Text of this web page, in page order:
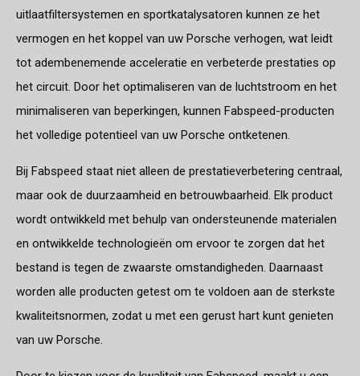
uitlaatfiltersystemen en sportkatalysatoren kunnen ze het
vermogen en het koppel van uw Porsche verhogen, wat leidt
tot adembenemende acceleratie en verbeterde prestaties op
het circuit. Door het optimaliseren van de luchtstroom en het
minimaliseren van beperkingen, kunnen Fabspeed-producten
het volledige potentieel van uw Porsche ontketenen.
Bij Fabspeed staat niet alleen de prestatieverbetering centraal,
maar ook de duurzaamheid en betrouwbaarheid. Elk product
wordt ontwikkeld met behulp van ondersteunende materialen
en ontwikkelde technologieën om ervoor te zorgen dat het
bestand is tegen de zwaarste omstandigheden. Daarnaast
worden alle producten getest om te voldoen aan de sterkste
kwaliteitsnormen, zodat u met een gerust hart kunt genieten
van uw Porsche.